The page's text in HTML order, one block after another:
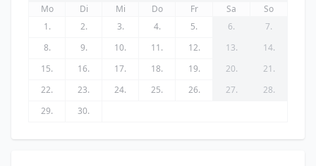
Mo
Di Mi Do Fr Sa
So
1.
2. 3. 4. 5. 6.
7.
8.
9. 10. 11. 12. 13.
14.
15.
16. 17. 18. 19. 20.
21.
22.
23. 24. 25. 26. 27.
28.
29.
30.